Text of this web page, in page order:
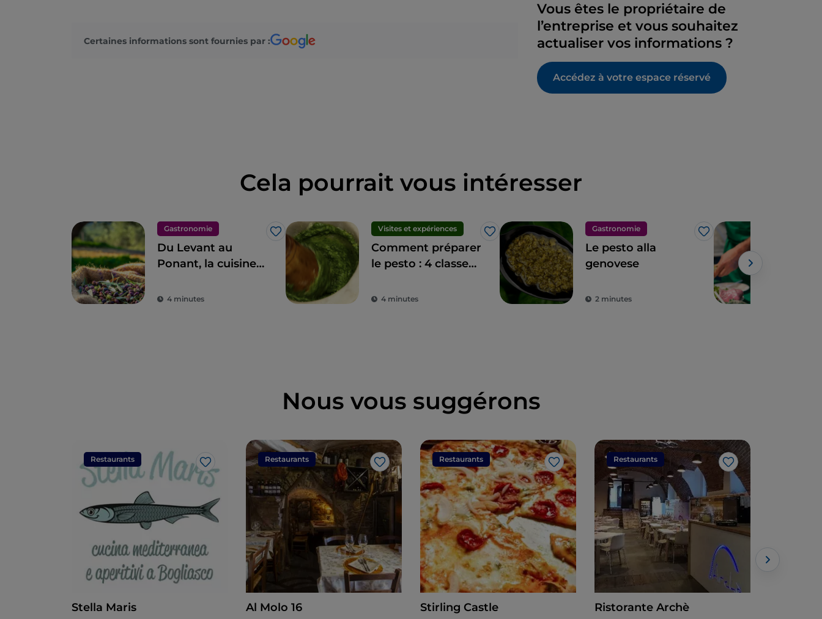
Certaines informations sont fournies par :
Vous êtes le propriétaire de
l’entreprise et vous souhaitez
actualiser vos informations ?
Accédez à votre espace réservé
Cela pourrait vous intéresser
Gastronomie
J’aime
Du Levant au
Ponant, la cuisine
4 minutes
Visites et expériences
J’aime
Comment préparer
le pesto : 4 classes
sur la Ligurie
4 minutes
Gastronomie
J’aime
Le pesto alla
genovese
2 minutes
Nous vous suggérons
Restaurants
J’aime
Stella Maris
Restaurants
J’aime
Al Molo 16
Restaurants
J’aime
Stirling Castle
Restaurants
J’aime
Ristorante Archè